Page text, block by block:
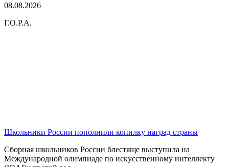
08.08.2026
Г.О.Р.А.
Школьники России пополнили копилку наград страны
Сборная школьников России блестяще выступила на
Международной олимпиаде по искусственному интеллекту